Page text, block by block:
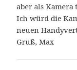
aber als
Ich würd die
neuen
Gruß, Max